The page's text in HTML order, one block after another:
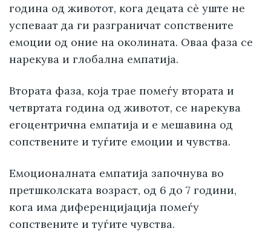
година од животот, кога децата сè уште не
успеваат да ги разграничат сопствените
емоции од оние на околината. Оваа фаза се
нарекува и глобална емпатија.
Втората фаза, која трае помеѓу втората и
четвртата година од животот, се нарекува
егоцентрична емпатија и е мешавина од
сопствените и туѓите емоции и чувства.
Емоционалната емпатија започнува во
претшколската возраст, од 6 до 7 години,
кога има диференцијација помеѓу
сопствените и туѓите чувства.